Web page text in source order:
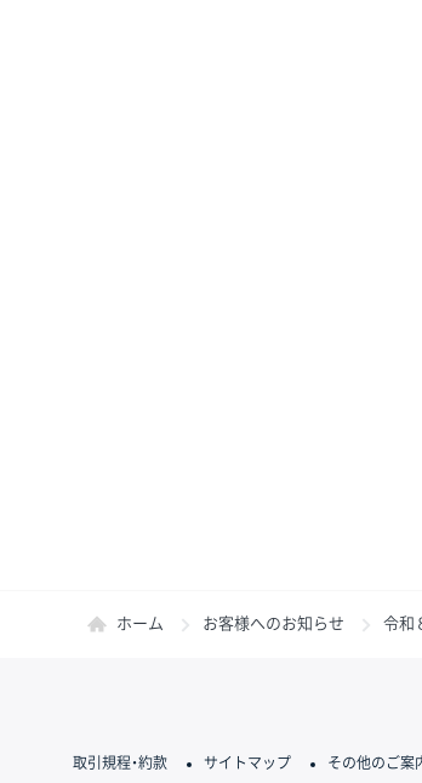
ホーム お客様へのお知らせ 令和
取引規程・約款 サイトマップ その他のご案